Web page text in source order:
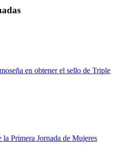
en obtener el sello de Triple
Primera Jornada de Mujeres